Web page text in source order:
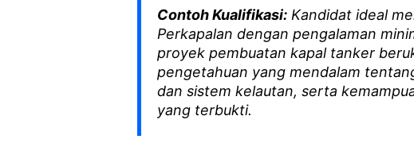
Contoh Kualifikasi: Kandidat ideal
Perkapalan dengan pengalaman
proyek pembuatan kapal tanker
pengetahuan yang mendalam
dan sistem kelautan, serta
yang terbukti.